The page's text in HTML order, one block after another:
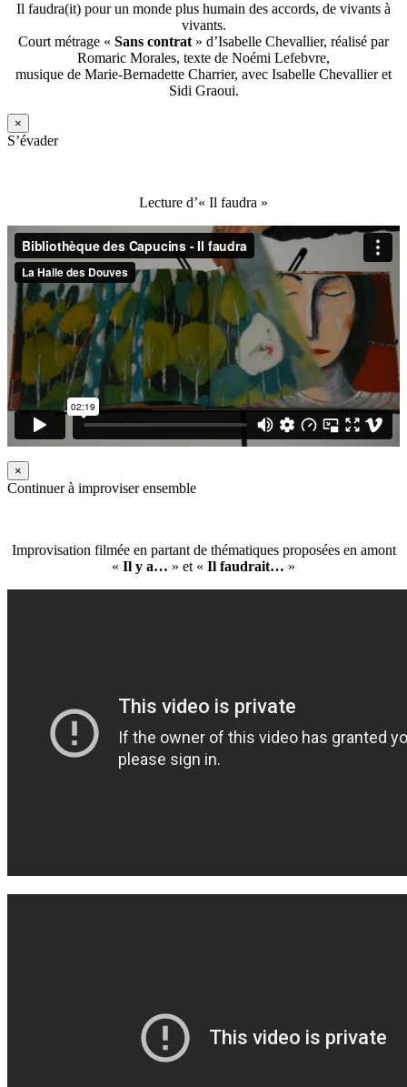
Il faudra(it) pour un monde plus humain des accords, de vivants à
vivants.
Court métrage « Sans contrat » d’Isabelle Chevallier, réalisé par
Romaric Morales, texte de Noémi Lefebvre,
musique de Marie-Bernadette Charrier, avec Isabelle Chevallier et
Sidi Graoui.
×
S’évader
Lecture d’« Il faudra »
×
Continuer à improviser ensemble
Improvisation filmée en partant de thématiques proposées en amont
« Il y a… » et « Il faudrait… »